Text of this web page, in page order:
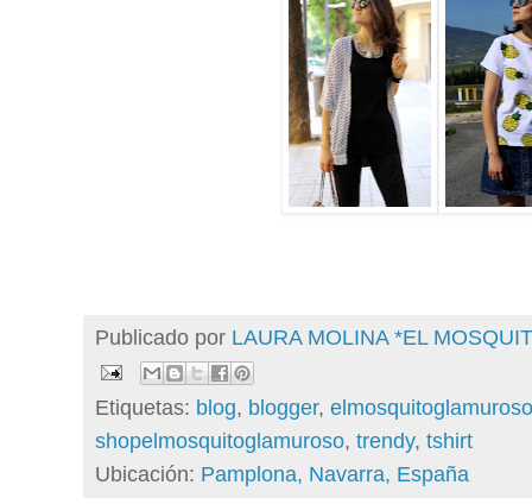
Publicado por LAURA MOLINA *EL
Etiquetas: blog, blogger, elmosquitoglamuroso
shopelmosquitoglamuroso, trendy, tshirt
Ubicación: Pamplona, Navarra, España